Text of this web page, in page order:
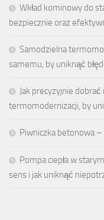
Wkład kominowy do
bezpiecznie oraz
Samodzielna
samemu, by uniknąć
Jak precyzyjnie
termomodernizacji, by
Piwniczka betonowa
Pompa ciepła w
sens i jak uniknąć